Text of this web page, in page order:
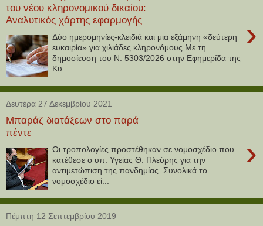
του νέου κληρονομικού δικαίου:
Αναλυτικός χάρτης εφαρμογής
›
Δύο ημερομηνίες-κλειδιά και μια εξάμηνη «δεύτερη
ευκαιρία» για χιλιάδες κληρονόμους Με τη
δημοσίευση του Ν. 5303/2026 στην Εφημερίδα της
Κυ...
Δευτέρα 27 Δεκεμβρίου 2021
Μπαράζ διατάξεων στο παρά
πέντε
›
Οι τροπολογίες προστέθηκαν σε νομοσχέδιο που
κατέθεσε ο υπ. Υγείας Θ. Πλεύρης για την
αντιμετώπιση της πανδημίας. Συνολικά το
νομοσχέδιο εί...
Πέμπτη 12 Σεπτεμβρίου 2019